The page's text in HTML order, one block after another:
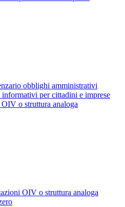
obblighi amministrativi
informativi per cittadini e imprese
o struttura analoga
OIV o struttura analoga